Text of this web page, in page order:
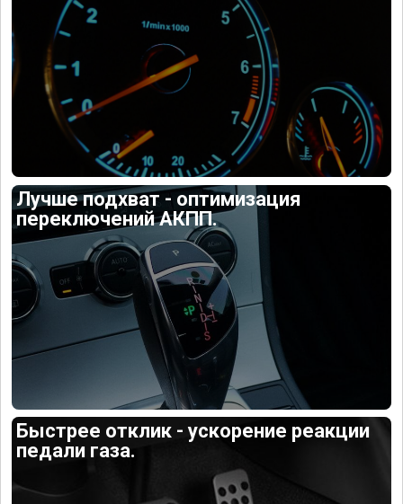
Лучше подхват - оптимизация
переключений АКПП.
Быстрее отклик - ускорение реакции
педали газа.